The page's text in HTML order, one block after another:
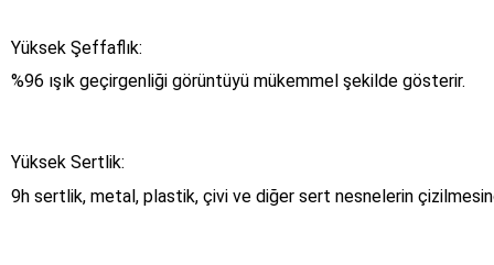
Yüksek Şeffaflık:
%96 ışık geçirgenliği görüntüyü mükemmel şekilde gösterir.
Yüksek Sertlik:
9h sertlik, metal, plastik, çivi ve diğer sert nesnelerin